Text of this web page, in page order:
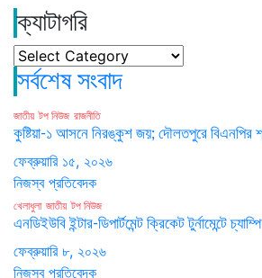
ক্যাটাগরি
ক্যাটাগরি
সর্বশেষ সংবাদ
জাতীয় টপ নিউজ রাজনীতি
কুষ্টিয়া-১ আসনে নিরঙ্কুশ জয়; দৌলতপুরে
ফেব্রুয়ারি ১৫, ২০২৬
নিজস্ব প্রতিবেদক
খেলাধুলা জাতীয় টপ নিউজ
এনডিইউবি ইন্টার-ডিপার্টমেন্ট ক্রিকেট টুর্নামেন্টে
ফেব্রুয়ারি ৮, ২০২৬
নিজস্ব প্রতিবেদক